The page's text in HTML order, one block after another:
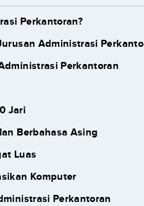
Perkantoran?
Administrasi
Perkantoran
Jari
Berbahasa Asing
Luas
Komputer
Perkantoran